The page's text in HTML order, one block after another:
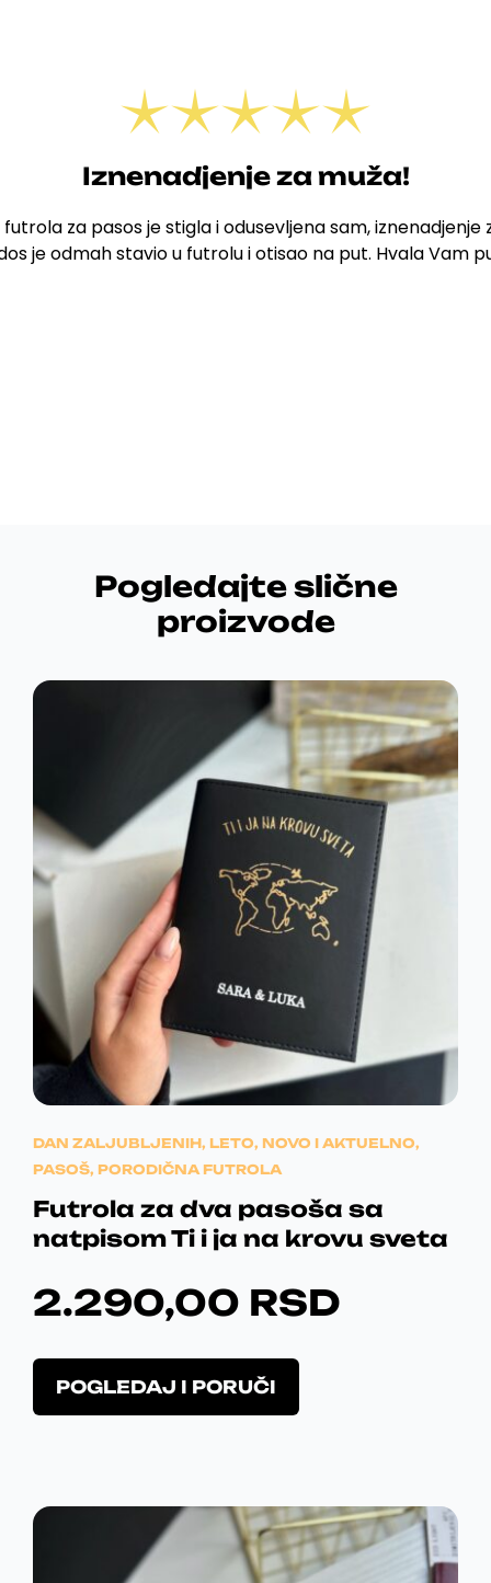
Iznenadjenje za muža!
za pasos je stigla i odusevljena sam, iznenadjenje
je odmah stavio u futrolu i otisao na put. Hvala Vam
Pogledajte slične
proizvode
DAN ZALJUBLJENIH, LETO, NOVO I AKTUELNO,
PASOŠ, PORODIČNA FUTROLA
Futrola za dva pasoša sa
natpisom Ti i ja na krovu sveta
2.290,00 RSD
POGLEDAJ I PORUČI
O
r
o